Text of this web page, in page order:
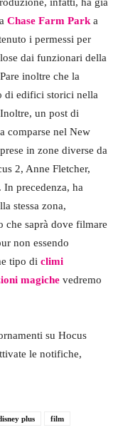
Chase Farm Park a
i permessi per
dai funzionari della
inoltre che la
di edifici storici nella
un post di
comparse nel New
in zone diverse da
2, Anne Fletcher,
precedenza, ha
stessa zona,
che saprà dove filmare
non essendo
tipo di climi
magiche vedremo
su Hocus
le notifiche,
plus
film